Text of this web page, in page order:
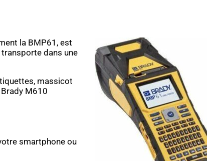
la BMP61, est
dans une
massicot
M610
smartphone ou